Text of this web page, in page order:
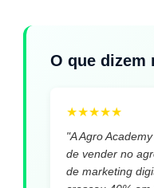
O que dizem
★★★★★
"A Agro
de vender no
de marketing